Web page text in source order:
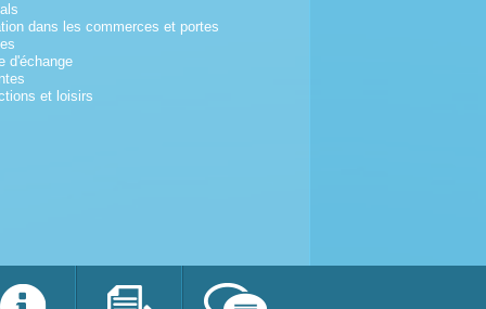
dans les commerces et portes
d'échange
et loisirs